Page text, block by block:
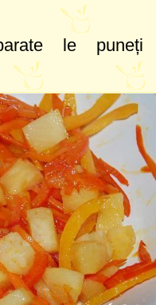
le puneți